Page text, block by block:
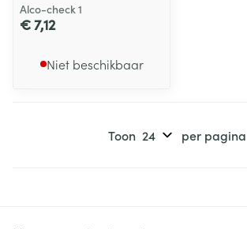
Alco-check 1
€ 7,12
Niet beschikbaar
Toon per pagina